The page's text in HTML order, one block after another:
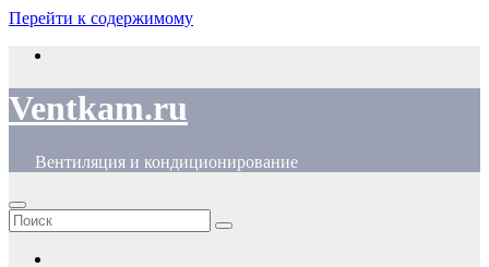
Перейти к содержимому
Ventkam.ru
Вентиляция и кондиционирование